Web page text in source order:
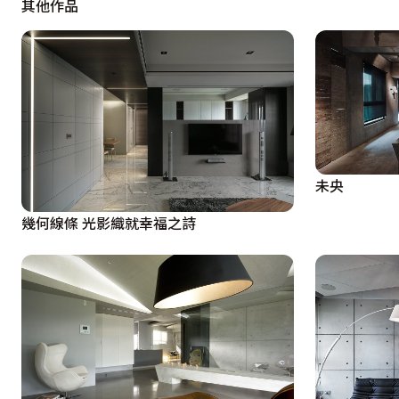
其他作品
幾何線條 光影織就幸福之詩
未央